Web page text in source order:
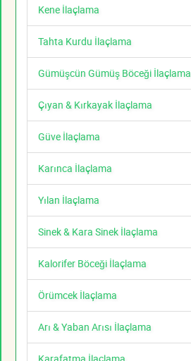
Kene İlaçlama
Tahta Kurdu İlaçlama
Gümüşcün Gümüş Böceği İlaçlama
Çıyan & Kırkayak İlaçlama
Güve İlaçlama
Karınca İlaçlama
Yılan İlaçlama
Sinek & Kara Sinek İlaçlama
Kalorifer Böceği İlaçlama
Örümcek İlaçlama
Arı & Yaban Arısı İlaçlama